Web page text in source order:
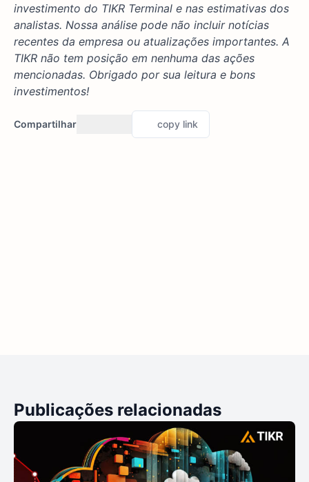
investimento do TIKR Terminal e nas estimativas dos
analistas. Nossa análise pode não incluir notícias
recentes da empresa ou atualizações importantes. A
TIKR não tem posição em nenhuma das ações
mencionadas. Obrigado por sua leitura e bons
investimentos!
Compartilhar copy link
Publicações relacionadas